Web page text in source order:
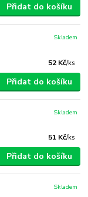
Přidat do košíku
52 Kč/ks
Skladem
Přidat do košíku
51 Kč/ks
Skladem
Přidat do košíku
Skladem